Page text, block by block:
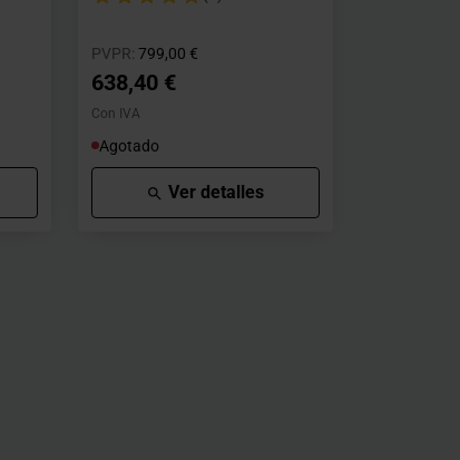
PVPR: Precio rebajado desde
799,00 €hasta
638,40 €
Con IVA
Agotado
Ver detalles